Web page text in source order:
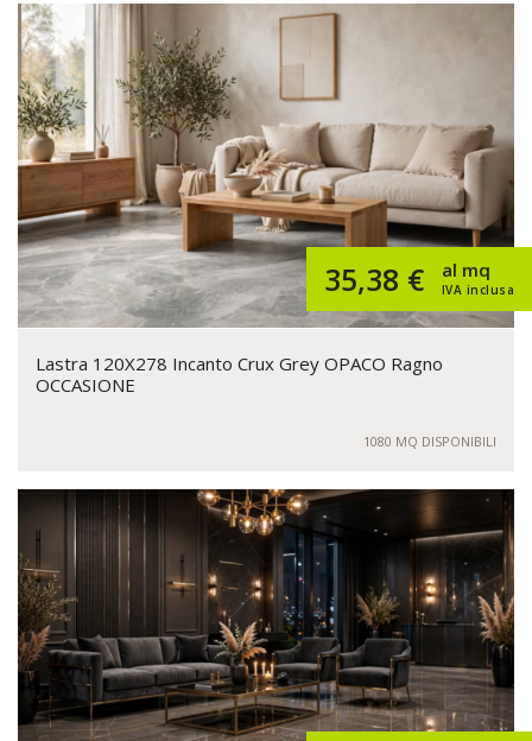
35,38 € IVA inclusa
al mq
Lastra 120X278 Incanto Crux Grey OPACO Ragno
OCCASIONE
1080 MQ DISPONIBILI